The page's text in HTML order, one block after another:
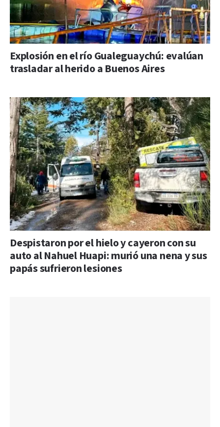
Explosión en el río Gualeguaychú: evalúan
trasladar al herido a Buenos Aires
Despistaron por el hielo y cayeron con su
auto al Nahuel Huapi: murió una nena y sus
papás sufrieron lesiones